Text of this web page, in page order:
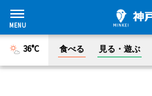
36°C 食べる 見る・遊ぶ